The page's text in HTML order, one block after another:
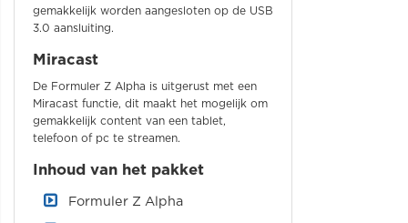
gemakkelijk worden aangesloten op de USB
3.0 aansluiting.
Miracast
De Formuler Z Alpha is uitgerust met een
Miracast functie, dit maakt het mogelijk om
gemakkelijk content van een tablet,
telefoon of pc te streamen.
Inhoud van het pakket
Formuler Z Alpha